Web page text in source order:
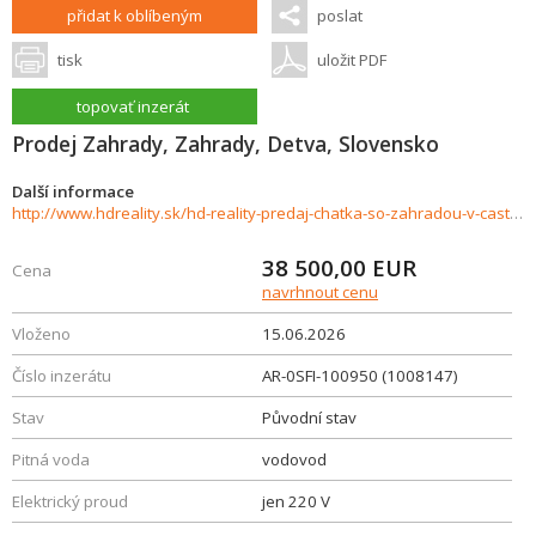
přidat k oblíbeným poslat
tisk uložit PDF
topovať inzerát
Prodej Zahrady, Zahrady, Detva, Slovensko
Další informace
http://www.hdreality.sk/hd-reality-predaj-chatka-so-zahradou-v-casti-hrinova-klopotovo-1008147
Cena 38 500,00 EUR
navrhnout cenu
Vloženo
15.06.2026
Číslo inzerátu
AR-0SFI-100950 (1008147)
Stav
Původní stav
Pitná voda
vodovod
Elektrický proud
jen 220 V